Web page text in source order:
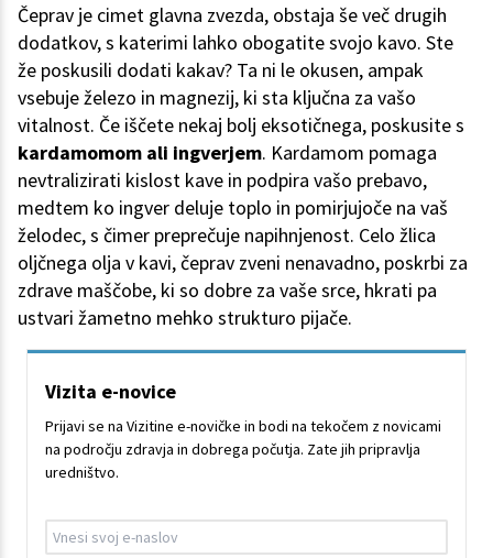
Čeprav je cimet glavna zvezda, obstaja še več drugih
dodatkov, s katerimi lahko obogatite svojo kavo. Ste
že poskusili dodati kakav? Ta ni le okusen, ampak
vsebuje železo in magnezij, ki sta ključna za vašo
vitalnost. Če iščete nekaj bolj eksotičnega, poskusite s
kardamomom ali ingverjem. Kardamom pomaga
nevtralizirati kislost kave in podpira vašo prebavo,
medtem ko ingver deluje toplo in pomirjujoče na vaš
želodec, s čimer preprečuje napihnjenost. Celo žlica
oljčnega olja v kavi, čeprav zveni nenavadno, poskrbi za
zdrave maščobe, ki so dobre za vaše srce, hkrati pa
ustvari žametno mehko strukturo pijače.
Vizita e-novice
Prijavi se na Vizitine e-novičke in bodi na tekočem z novicami
na področju zdravja in dobrega počutja. Zate jih pripravlja
uredništvo.